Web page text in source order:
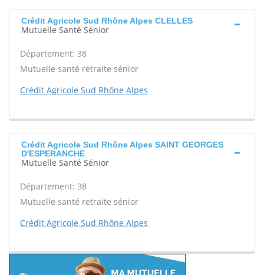
Crédit Agricole Sud Rhône Alpes CLELLES
Mutuelle Santé Sénior
Département: 38
Mutuelle santé retraite sénior
Crédit Agricole Sud Rhône Alpes
Crédit Agricole Sud Rhône Alpes SAINT GEORGES
D'ESPERANCHE
Mutuelle Santé Sénior
Département: 38
Mutuelle santé retraite sénior
Crédit Agricole Sud Rhône Alpes